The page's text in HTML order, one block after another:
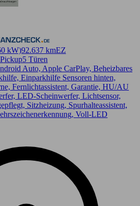
kW)92.637 kmEZ
5 Türen
Auto, Apple CarPlay, Beheizbares
Einparkhilfe Sensoren hinten,
Fernlichtassistent, Garantie, HU/AU
LED-Scheinwerfer, Lichtsensor,
Sitzheizung, Spurhalteassistent,
Voll-LED